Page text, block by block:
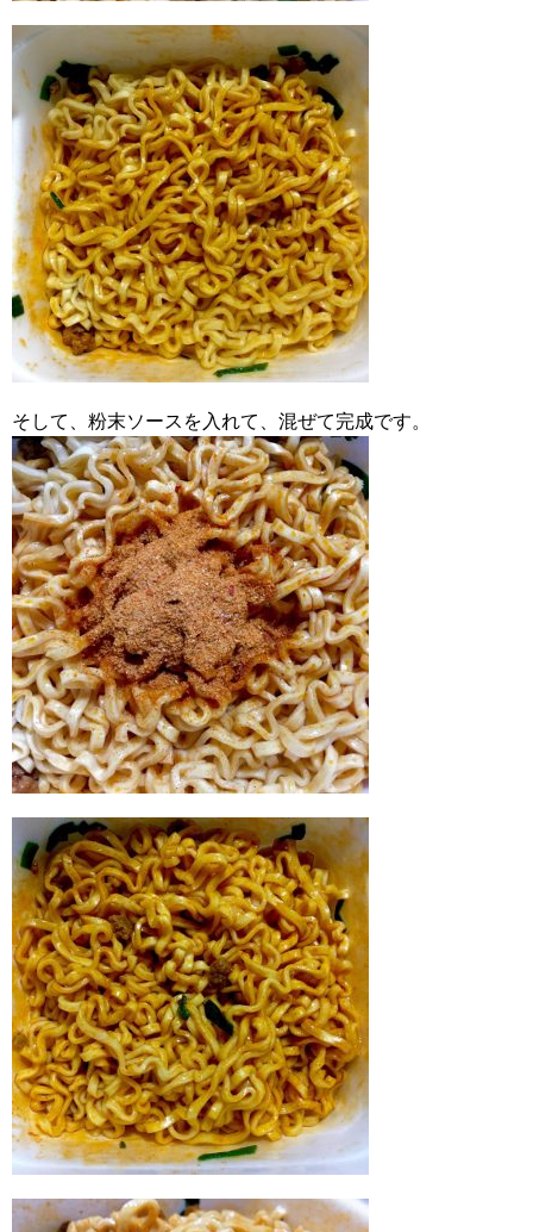
そして、粉末ソースを入れて、混ぜて完成です。